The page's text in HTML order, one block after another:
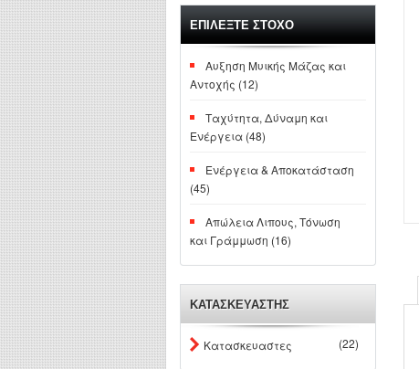
ΕΠΙΛΕΞΤΕ ΣΤΟΧΟ
Αυξηση Μυικής Μάζας και
Αντοχής (12)
Ταχύτητα, Δύναμη και
Ενέργεια (48)
Ενέργεια & Αποκατάσταση
(45)
Απώλεια Λιπους, Τόνωση
και Γράμμωση (16)
ΚΑΤΑΣΚΕΥΑΣΤΗΣ
Κατασκευαστες (22)